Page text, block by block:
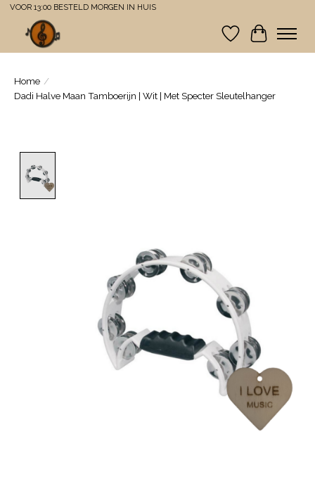
VOOR 13:00 BESTELD MORGEN IN HUIS
Verlanglijst
Home /
Dadi Halve Maan Tamboerijn | Wit | Met Specter Sleutelhanger